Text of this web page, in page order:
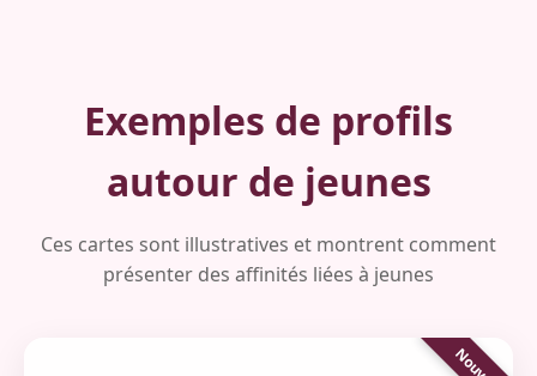
Exemples de profils
autour de jeunes
Ces cartes sont illustratives et montrent comment
présenter des affinités liées à jeunes